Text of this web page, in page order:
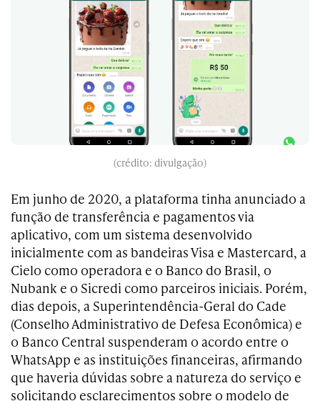
(crédito: divulgação)
Em junho de 2020, a plataforma tinha anunciado a
função de transferência e pagamentos via
aplicativo, com um sistema desenvolvido
inicialmente com as bandeiras Visa e Mastercard, a
Cielo como operadora e o Banco do Brasil, o
Nubank e o Sicredi como parceiros iniciais. Porém,
dias depois, a Superintendência-Geral do Cade
(Conselho Administrativo de Defesa Econômica) e
o Banco Central suspenderam o acordo entre o
WhatsApp e as instituições financeiras, afirmando
que haveria dúvidas sobre a natureza do serviço e
solicitando esclarecimentos sobre o modelo de